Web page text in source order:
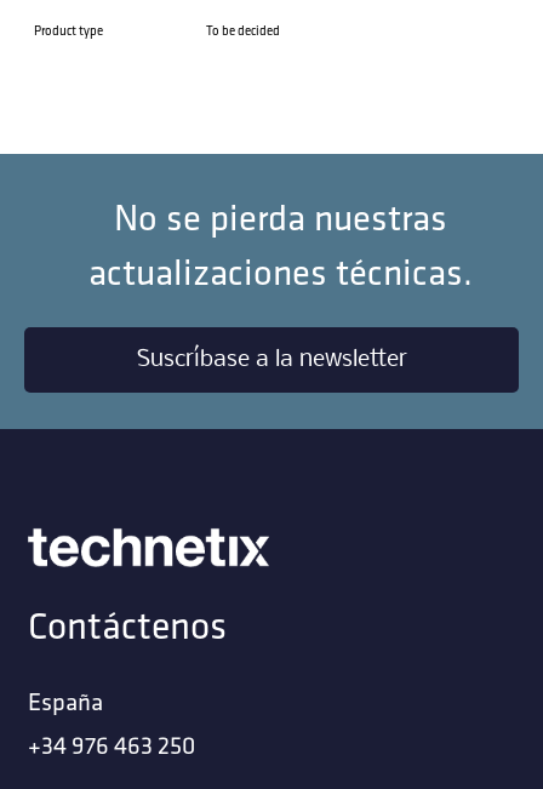
Product type To be decided
No se pierda nuestras
actualizaciones técnicas.
Suscríbase a la newsletter
Contáctenos
España
+34 976 463 250